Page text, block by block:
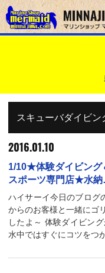
スキューバダイビン
2016.01.10
1/10★体験ダイビング
スポーツ専門店★水
ハイサーイ今日のブログ
からのお客様と一緒にゴ
したよ～ 体験ダイビン
水中ではすぐにコツをつ